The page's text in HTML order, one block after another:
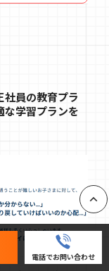
社員の教育プラ
な学習プランを
電話でお問い合わせ